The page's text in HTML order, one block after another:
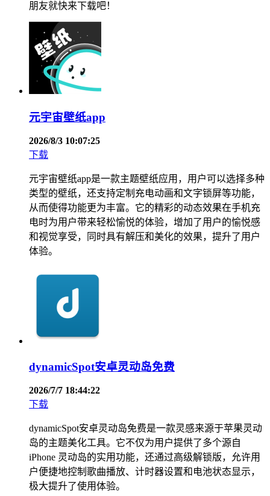
朋友就快来下载吧！
元宇宙壁纸app
2026/8/3 10:07:25
下载
元宇宙壁纸app是一款主题壁纸应用，用户可以选择多种
类型的壁纸，还支持定制充电动画和文字锁屏等功能，
从而使得功能更为丰富。它的精彩的动态效果在手机充
电时为用户带来轻松愉悦的体验，增加了用户的愉悦感
和视觉享受，同时具有解压和美化的效果，提升了用户
体验。
dynamicSpot安卓灵动岛免费
2026/7/7 18:44:22
下载
dynamicSpot安卓灵动岛免费是一款灵感来源于苹果灵动
岛的主题美化工具。它不仅为用户提供了多个源自
iPhone 灵动岛的实用功能，还通过高级解锁版，允许用
户便捷地控制歌曲播放、计时器设置和电池状态显示，
极大提升了使用体验。